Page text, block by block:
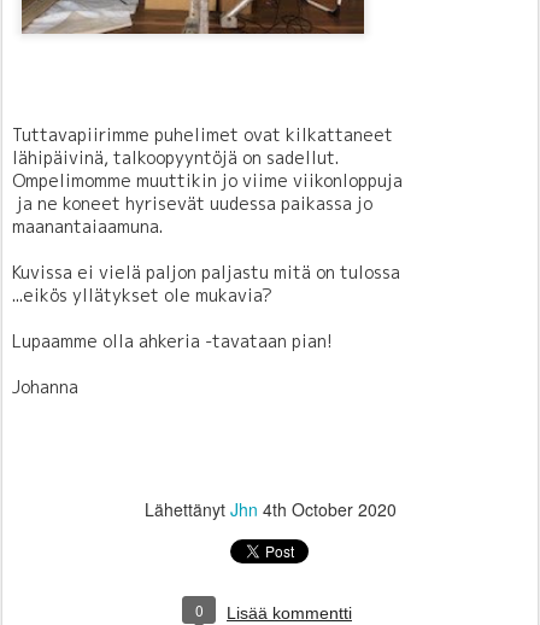
Tuttavapiirimme puhelimet ovat kilkattaneet
lähipäivinä, talkoopyyntöjä on sadellut.
Ompelimomme muuttikin jo viime viikonloppuja
ja ne koneet hyrisevät uudessa paikassa jo
maanantaiaamuna.
Kuvissa ei vielä paljon paljastu mitä on tulossa
...eikös yllätykset ole mukavia?
Lupaamme olla ahkeria -tavataan pian!
Johanna
Lähettänyt Jhn 4th October 2020
0 Lisää kommentti